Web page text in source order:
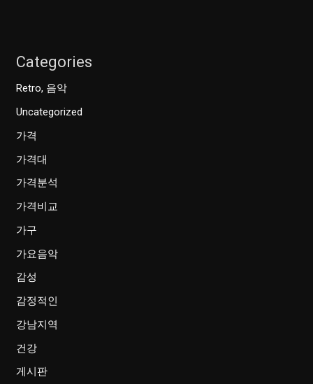
Categories
Retro, 음악
Uncategorized
가격
가격대
가격분석
가격비교
가구
가요음악
감성
감정적인
강남지역
건강
게시판